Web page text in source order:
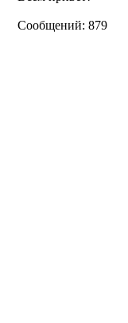
Сообщений: 879